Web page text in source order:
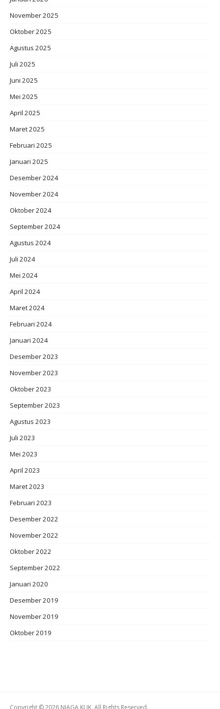
November 2025
Oktober 2025
Agustus 2025
Juli 2025
Juni 2025
Mei 2025
April 2025
Maret 2025
Februari 2025
Januari 2025
Desember 2024
November 2024
Oktober 2024
September 2024
Agustus 2024
Juli 2024
Mei 2024
April 2024
Maret 2024
Februari 2024
Januari 2024
Desember 2023
November 2023
Oktober 2023
September 2023
Agustus 2023
Juli 2023
Mei 2023
April 2023
Maret 2023
Februari 2023
Desember 2022
November 2022
Oktober 2022
September 2022
Januari 2020
Desember 2019
November 2019
Oktober 2019
Copyright © 2026 NIAGA KLIK. All Rights Reserved.